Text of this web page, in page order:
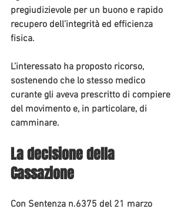
pregiudizievole per un buono e rapido
recupero dell’integrità ed efficienza
fisica.
L’interessato ha proposto ricorso,
sostenendo che lo stesso medico
curante gli aveva prescritto di compiere
del movimento e, in particolare, di
camminare.
La decisione della
Cassazione
Con Sentenza n.6375 del 21 marzo